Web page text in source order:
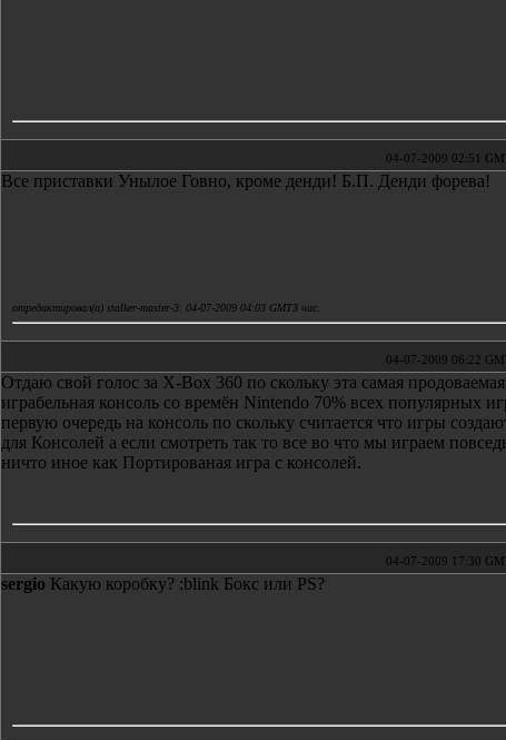
04-07-2009 02:51
Все приставки Унылое Говно, кроме денди! Б.П. Денди форева!
отредактировал(а) stalker-master-3: 04-07-2009 04:03 GMT3 час.
04-07-2009 06:22
Отдаю свой голос за X-Box 360 по скольку эта самая
играбельная консоль со времён Nintendo 70% всех популярных
первую очередь на консоль по скольку считается что игры
для Консолей а если смотреть так то все во что мы играем
ничто иное как Портированая игра с консолей.
04-07-2009 17:30
sergio Какую коробку? :blink Бокс или PS?